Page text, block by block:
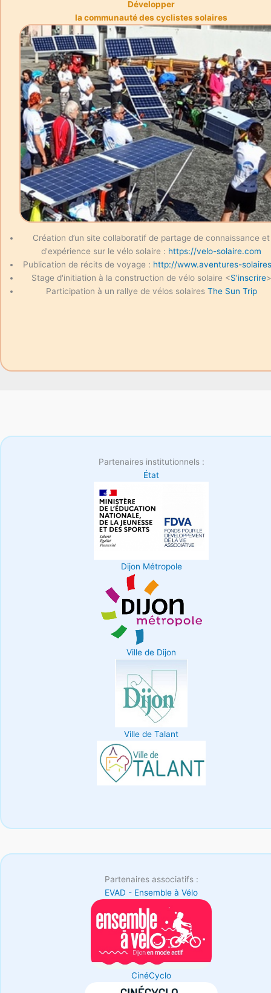
Développer
la communauté des cyclistes solaires
Création d’un site collaboratif de partage de connaissance et
d'expérience sur le vélo solaire : https://velo-solaire.com
Publication de récits de voyage : http://www.aventures-
Stage d'initiation à la construction de vélo solaire <S'inscrire>
Participation à un rallye de vélos solaires The Sun Trip
Partenaires institutionnels :
État
Dijon Métropole
Ville de Dijon
Ville de Talant
Partenaires associatifs :
EVAD - Ensemble à Vélo
CinéCyclo